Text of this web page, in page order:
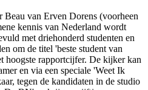
Beau van Erven Dorens (voorheen
kennis van Nederland wordt
met driehonderd studenten en
om de titel 'beste student van
hoogste rapportcijfer. De kijker kan
en via een speciale 'Weet Ik
tegen de kandidaten in de studio